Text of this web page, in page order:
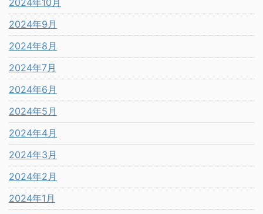
2024年10月
2024年9月
2024年8月
2024年7月
2024年6月
2024年5月
2024年4月
2024年3月
2024年2月
2024年1月